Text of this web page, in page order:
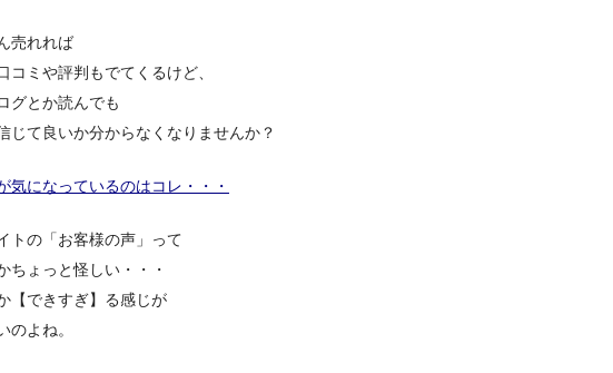
売れれば
コミや評判もでてくるけど、
グとか読んでも
じて良いか分からなくなりませんか？
気になっているのはコレ・・・
トの「お客様の声」って
ちょっと怪しい・・・
【できすぎ】る感じが
のよね。